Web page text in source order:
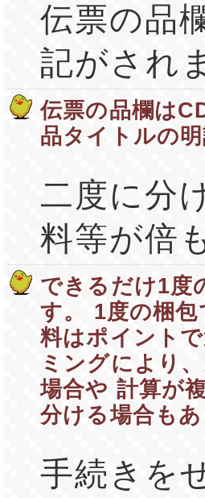
伝票の品
記がされ
伝票の品欄は
品タイトルの
二度に分
料等が倍
できるだけ1度
す。 1度の梱
料はポイント
ミングにより
場合や 計算が
分ける場合もあ
手続きを